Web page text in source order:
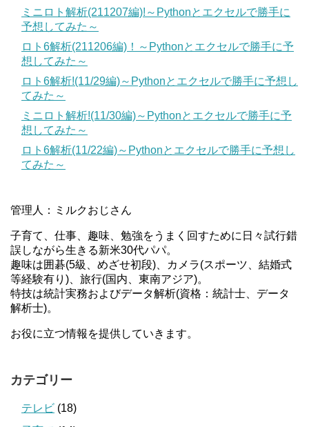
ミニロト解析(211207編)!～Pythonとエクセルで勝手に
予想してみた～
ロト6解析(211206編)！～Pythonとエクセルで勝手に予
想してみた～
ロト6解析!(11/29編)～Pythonとエクセルで勝手に予想し
てみた～
ミニロト解析!(11/30編)～Pythonとエクセルで勝手に予
想してみた～
ロト6解析(11/22編)～Pythonとエクセルで勝手に予想し
てみた～
管理人：ミルクおじさん
子育て、仕事、趣味、勉強をうまく回すために日々試行錯
誤しながら生きる新米30代パパ。
趣味は囲碁(5級、めざせ初段)、カメラ(スポーツ、結婚式
等経験有り)、旅行(国内、東南アジア)。
特技は統計実務およびデータ解析(資格：統計士、データ
解析士)。
お役に立つ情報を提供していきます。
カテゴリー
テレビ (18)